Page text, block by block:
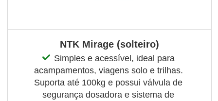
NTK Mirage (solteiro)
Simples e acessível, ideal para
acampamentos, viagens solo e trilhas.
Suporta até 100kg e possui válvula de
segurança dosadora e sistema de